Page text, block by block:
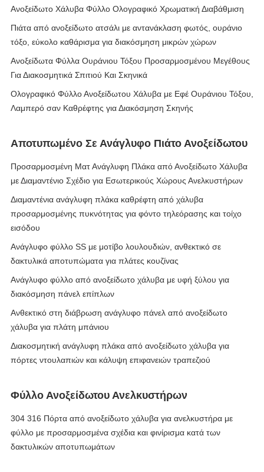
Ανοξείδωτο Χάλυβα Φύλλο Ολογραφικό Χρωματική Διαβάθμιση
Πιάτα από ανοξείδωτο ατσάλι με αντανάκλαση φωτός, ουράνιο
τόξο, εύκολο καθάρισμα για διακόσμηση μικρών χώρων
Ανοξείδωτα Φύλλα Ουράνιου Τόξου Προσαρμοσμένου Μεγέθους
Για Διακοσμητικά Σπιτιού Και Σκηνικά
Ολογραφικό Φύλλο Ανοξείδωτου Χάλυβα με Εφέ Ουράνιου Τόξου,
Λαμπερό σαν Καθρέφτης για Διακόσμηση Σκηνής
Αποτυπωμένο Σε Ανάγλυφο Πιάτο Ανοξείδωτου
Προσαρμοσμένη Ματ Ανάγλυφη Πλάκα από Ανοξείδωτο Χάλυβα
με Διαμαντένιο Σχέδιο για Εσωτερικούς Χώρους Ανελκυστήρων
Διαμαντένια ανάγλυφη πλάκα καθρέφτη από χάλυβα
προσαρμοσμένης πυκνότητας για φόντο τηλεόρασης και τοίχο
εισόδου
Ανάγλυφο φύλλο SS με μοτίβο λουλουδιών, ανθεκτικό σε
δακτυλικά αποτυπώματα για πλάτες κουζίνας
Ανάγλυφο φύλλο από ανοξείδωτο χάλυβα με υφή ξύλου για
διακόσμηση πάνελ επίπλων
Ανθεκτικό στη διάβρωση ανάγλυφο πάνελ από ανοξείδωτο
χάλυβα για πλάτη μπάνιου
Διακοσμητική ανάγλυφη πλάκα από ανοξείδωτο χάλυβα για
πόρτες ντουλαπιών και κάλυψη επιφανειών τραπεζιού
Φύλλο Ανοξείδωτου Ανελκυστήρων
304 316 Πόρτα από ανοξείδωτο χάλυβα για ανελκυστήρα με
φύλλο με προσαρμοσμένα σχέδια και φινίρισμα κατά των
δακτυλικών αποτυπωμάτων